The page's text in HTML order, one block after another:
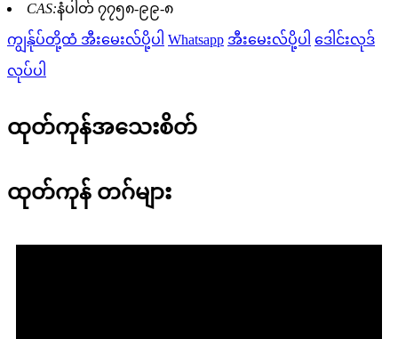
CAS:နံပါတ် ၇၇၅၈-၉၉-၈
ကျွန်ုပ်တို့ထံ အီးမေးလ်ပို့ပါ Whatsapp အီးမေးလ်ပို့ပါ ဒေါင်းလုဒ်
လုပ်ပါ
ထုတ်ကုန်အသေးစိတ်
ထုတ်ကုန် တဂ်များ